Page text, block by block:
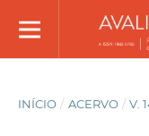
INÍCIO / ACERVO / V.